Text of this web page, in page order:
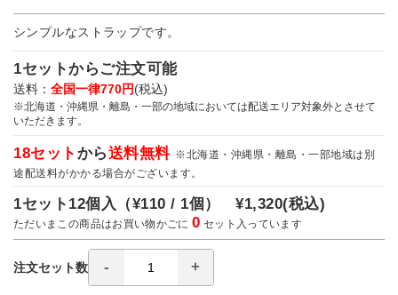
シンプルなストラップです。
1セットからご注文可能
送料： 全国一律770円(税込)
※北海道・沖縄県・離島・一部の地域においては配送エリア対象外とさせて
いただきます。
18セット から送料無料 ※北海道・沖縄県・離島・一部地域は別
途配送料がかかる場合がございます。
1セット12個入（¥110 / 1個）¥1,320(税込)
ただいまこの商品はお買い物かごに0 セット入っています
注文セット数